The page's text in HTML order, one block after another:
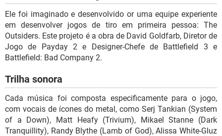
Ele foi imaginado e desenvolvido or uma equipe experiente
em desenvolver jogos de tiro em primeira pessoa: The
Outsiders. Este projeto é a obra de David Goldfarb, Diretor de
Jogo de Payday 2 e Designer-Chefe de Battlefield 3 e
Battlefield: Bad Company 2.
Trilha sonora
Cada música foi composta especificamente para o jogo,
com vocais de ícones do metal, como Serj Tankian (System
of a Down), Matt Heafy (Trivium), Mikael Stanne (Dark
Tranquillity), Randy Blythe (Lamb of God), Alissa White-Gluz